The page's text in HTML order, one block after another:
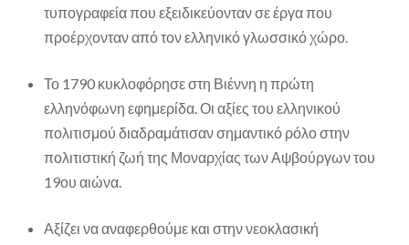
τυπογραφεία που εξειδικεύονταν σε έργα που
προέρχονταν από τον ελληνικό γλωσσικό χώρο.
Το 1790 κυκλοφόρησε στη Βιέννη η πρώτη
ελληνόφωνη εφημερίδα. Οι αξίες του ελληνικού
πολιτισμού διαδραμάτισαν σημαντικό ρόλο στην
πολιτιστική ζωή της Μοναρχίας των Αψβούργων του
19ου αιώνα.
Αξίζει να αναφερθούμε και στην νεοκλασική